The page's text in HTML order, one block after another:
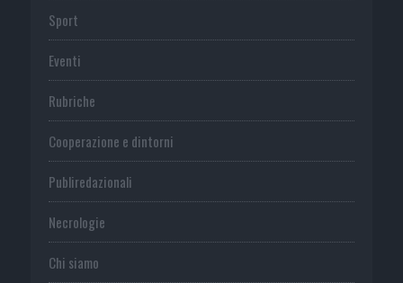
Sport
Eventi
Rubriche
Cooperazione e dintorni
Publiredazionali
Necrologie
Chi siamo